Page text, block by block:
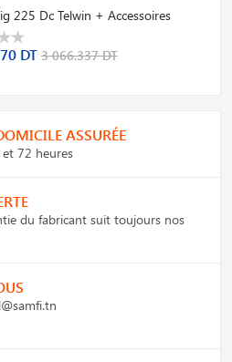
225 Dc Telwin + Accessoires
DT 3 066.337 DT
ASSURÉE
72 heures
du fabricant suit toujours nos